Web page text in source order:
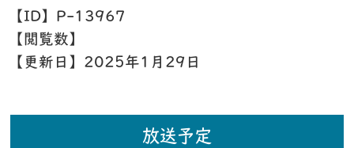
【ID】 P-13967
【閲覧数】
【更新日】 2025年1月29日
放送予定